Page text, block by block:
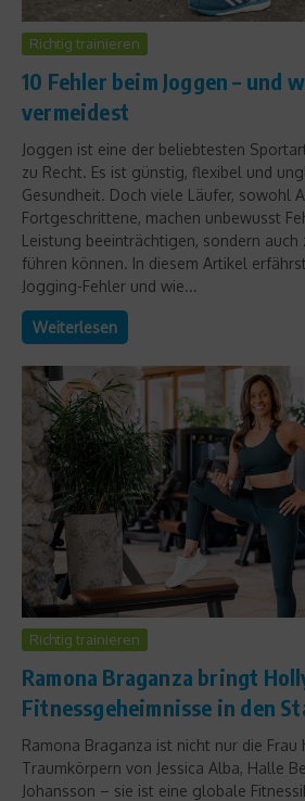
Richtig trainieren
10 Fehler beim Joggen – und
vermeidest
Joggen ist eine der beliebtesten
zu Recht. Es ist günstig, flexibel und
Gesundheit. Doch viele Läufer, sowohl
Fortgeschrittene, machen unbewusst
Leistung beeinträchtigen, sondern auch
führen können. In diesem Artikel
Jogging-Fehler und wie...
Weiterlesen
Richtig trainieren
Ramona Braganza bringt
Fitnessgeheimnisse in den
Ramona Braganza ist nicht nur die Frau
Traumkörpern von Jessica Alba, Halle
Johansson – sie ist eine globale